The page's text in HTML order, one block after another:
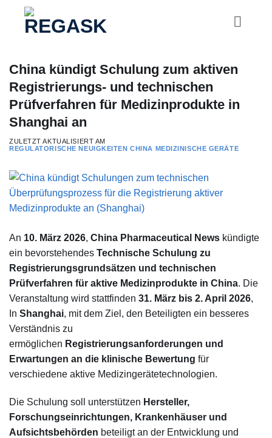
China kündigt Schulung zum aktiven
Registrierungs- und technischen
Prüfverfahren für Medizinprodukte in
Shanghai an
ZULETZT AKTUALISIERT AM
REGULATORISCHE NEUIGKEITEN CHINA MEDIZINISCHE GERÄTE
An 10. März 2026, China Pharmaceutical News kündigte
ein bevorstehendes Technische Schulung zu
Registrierungsgrundsätzen und technischen
Prüfverfahren für aktive Medizinprodukte in China. Die
Veranstaltung wird stattfinden 31. März bis 2. April 2026,
In Shanghai, mit dem Ziel, den Beteiligten ein besseres
Verständnis zu
ermöglichen Registrierungsanforderungen und
Erwartungen an die klinische Bewertung für
verschiedene aktive Medizingerätetechnologien.
Die Schulung soll unterstützen Hersteller,
Forschungseinrichtungen, Krankenhäuser und
Aufsichtsbehörden beteiligt an der Entwicklung und